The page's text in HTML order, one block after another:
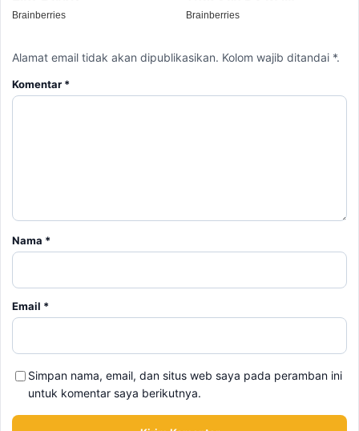
Alamat email tidak akan dipublikasikan. Kolom wajib ditandai *.
Komentar *
Nama *
Email *
Simpan nama, email, dan situs web saya pada peramban ini
untuk komentar saya berikutnya.